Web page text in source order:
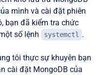
mình và cài đặt phiên
bạn đã kiểm tra chức
số lệnh
systemctl .
tôi thực sự khuyên bạn
cài đặt MongoDB của